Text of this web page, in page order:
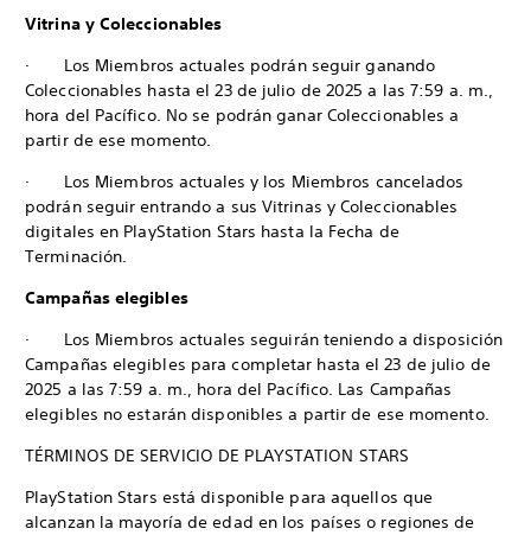
Vitrina y Coleccionables
· Los Miembros actuales podrán seguir ganando
Coleccionables hasta el 23 de julio de 2025 a las 7:59 a. m.,
hora del Pacífico. No se podrán ganar Coleccionables a
partir de ese momento.
· Los Miembros actuales y los Miembros cancelados
podrán seguir entrando a sus Vitrinas y Coleccionables
digitales en PlayStation Stars hasta la Fecha de
Terminación.
Campañas elegibles
· Los Miembros actuales seguirán teniendo a disposición
Campañas elegibles para completar hasta el 23 de julio de
2025 a las 7:59 a. m., hora del Pacífico. Las Campañas
elegibles no estarán disponibles a partir de ese momento.
TÉRMINOS DE SERVICIO DE PLAYSTATION STARS
PlayStation Stars está disponible para aquellos que
alcanzan la mayoría de edad en los países o regiones de